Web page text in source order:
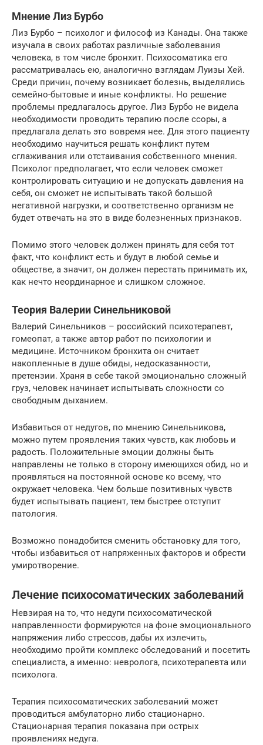
Мнение Лиз Бурбо
Лиз Бурбо – психолог и философ из Канады. Она также
изучала в своих работах различные заболевания
человека, в том числе бронхит. Психосоматика его
рассматривалась ею, аналогично взглядам Луизы Хей.
Среди причин, почему возникает болезнь, выделялись
семейно-бытовые и иные конфликты. Но решение
проблемы предлагалось другое. Лиз Бурбо не видела
необходимости проводить терапию после ссоры, а
предлагала делать это вовремя нее. Для этого пациенту
необходимо научиться решать конфликт путем
сглаживания или отстаивания собственного мнения.
Психолог предполагает, что если человек сможет
контролировать ситуацию и не допускать давления на
себя, он сможет не испытывать такой большой
негативной нагрузки, и соответственно организм не
будет отвечать на это в виде болезненных признаков.
Помимо этого человек должен принять для себя тот
факт, что конфликт есть и будут в любой семье и
обществе, а значит, он должен перестать принимать их,
как нечто неординарное и слишком сложное.
Теория Валерии Синельниковой
Валерий Синельников – российский психотерапевт,
гомеопат, а также автор работ по психологии и
медицине. Источником бронхита он считает
накопленные в душе обиды, недосказанности,
претензии. Храня в себе такой эмоционально сложный
груз, человек начинает испытывать сложности со
свободным дыханием.
Избавиться от недугов, по мнению Синельникова,
можно путем проявления таких чувств, как любовь и
радость. Положительные эмоции должны быть
направлены не только в сторону имеющихся обид, но и
проявляться на постоянной основе ко всему, что
окружает человека. Чем больше позитивных чувств
будет испытывать пациент, тем быстрее отступит
патология.
Возможно понадобится сменить обстановку для того,
чтобы избавиться от напряженных факторов и обрести
умиротворение.
Лечение психосоматических заболеваний
Невзирая на то, что недуги психосоматической
направленности формируются на фоне эмоционального
напряжения либо стрессов, дабы их излечить,
необходимо пройти комплекс обследований и посетить
специалиста, а именно: невролога, психотерапевта или
психолога.
Терапия психосоматических заболеваний может
проводиться амбулаторно либо стационарно.
Стационарная терапия показана при острых
проявлениях недуга.